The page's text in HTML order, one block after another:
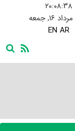
۲۰:۰۸:۳۹
EN AR